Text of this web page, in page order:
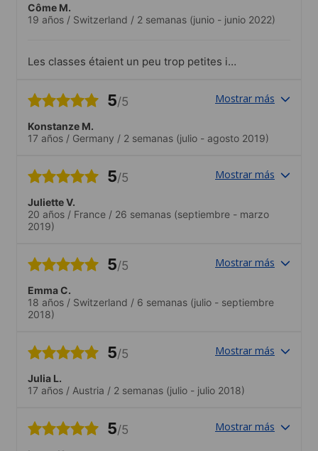
Nationalitäten in einem Raum zu sein war
herrlich, es war wie ein Besuch bei einem
besonders interessant! Das Team war per
Côme M.
19 años / Switzerland / 2 semanas (junio - junio 2022)
Les classes étaient un peu trop petites il
5/5 Mostrar más
Konstanze M.
17 años / Germany / 2 semanas (julio - agosto 2019)
5/5 Mostrar más
Juliette V.
20 años / France / 26 semanas (septiembre - marzo
2019)
5/5 Mostrar más
Emma C.
18 años / Switzerland / 6 semanas (julio - septiembre
2018)
5/5 Mostrar más
Julia L.
17 años / Austria / 2 semanas (julio - julio 2018)
5/5 Mostrar más